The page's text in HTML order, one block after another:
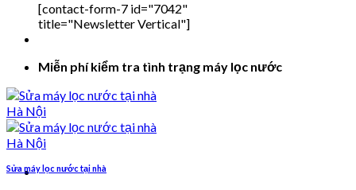
[contact-form-7 id="7042"
title="Newsletter Vertical"]
Miễn phí kiểm tra tình trạng máy lọc nước
Sửa máy lọc nước tại nhà